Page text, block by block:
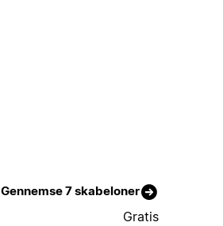
Gennemse 7 skabeloner
Gratis